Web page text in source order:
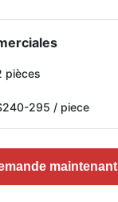
pièces
295 / piece
maintenant